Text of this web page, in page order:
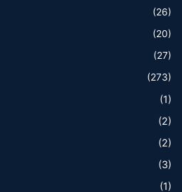
(26)
(20)
(27)
(273)
(1)
(2)
(2)
(3)
(1)